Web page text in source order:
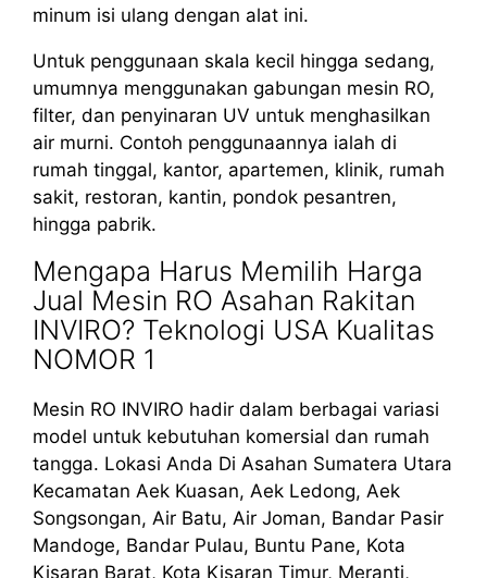
minum isi ulang dengan alat ini.
Untuk penggunaan skala kecil hingga sedang,
umumnya menggunakan gabungan mesin RO,
filter, dan penyinaran UV untuk menghasilkan
air murni. Contoh penggunaannya ialah di
rumah tinggal, kantor, apartemen, klinik, rumah
sakit, restoran, kantin, pondok pesantren,
hingga pabrik.
Mengapa Harus Memilih Harga
Jual Mesin RO Asahan Rakitan
INVIRO? Teknologi USA Kualitas
NOMOR 1
Mesin RO INVIRO hadir dalam berbagai variasi
model untuk kebutuhan komersial dan rumah
tangga. Lokasi Anda Di Asahan Sumatera Utara
Kecamatan Aek Kuasan, Aek Ledong, Aek
Songsongan, Air Batu, Air Joman, Bandar Pasir
Mandoge, Bandar Pulau, Buntu Pane, Kota
Kisaran Barat, Kota Kisaran Timur, Meranti,